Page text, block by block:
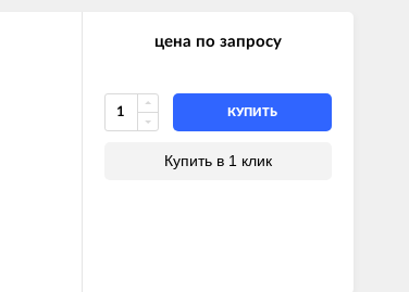
цена по запросу
КУПИТЬ
Купить в 1 клик